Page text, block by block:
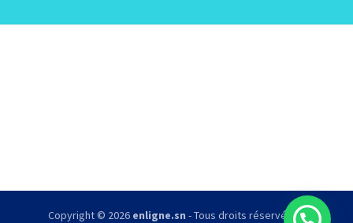
Copyright © 2026 enligne.sn - Tous droits réservés.